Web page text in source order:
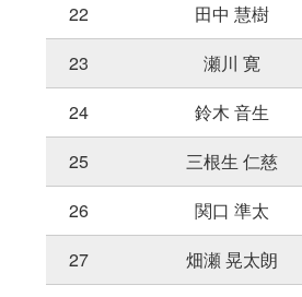
22
田中 慧樹
23
瀬川 寛
24
鈴木 音生
25
三根生 仁慈
26
関口 準太
27
畑瀬 晃太朗